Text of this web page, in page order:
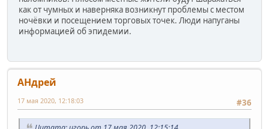
как от чумных и наверняка возникнут проблемы с местом
ночёвки и посещением торговых точек. Люди напуганы
информацией об эпидемии.
АHдрей
#36
17 мая 2020, 12:18:03